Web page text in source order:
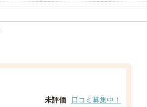
未評価 口コミ募集中！